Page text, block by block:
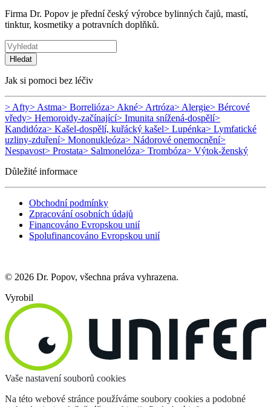
Firma Dr. Popov je přední český výrobce bylinných čajů, mastí,
tinktur, kosmetiky a potravních doplňků.
Hledat
Jak si pomoci bez léčiv
> Afty> Astma> Borrelióza> Akné> Artróza> Alergie> Bércové
vředy> Hemoroidy-začínající> Imunita snížená-dospělí>
Kandidóza> Kašel-dospělí, kuřácký kašel> Lupénka> Lymfatické
uzliny-zduření> Mononukleóza> Nádorové onemocnění>
Nespavost> Prostata> Salmonelóza> Trombóza> Výtok-ženský
Důležité informace
Obchodní podmínky
Zpracování osobních údajů
Financováno Evropskou unií
Spolufinancováno Evropskou unií
© 2026 Dr. Popov, všechna práva vyhrazena.
Vyrobil
Vaše nastavení souborů cookies
Na této webové stránce používáme soubory cookies a podobné